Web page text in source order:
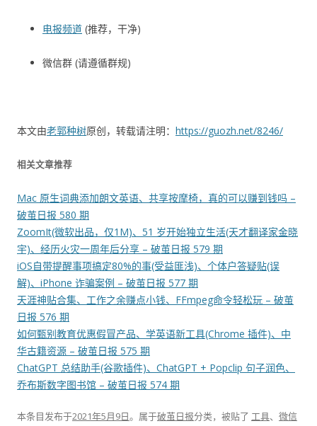
电报频道 (推荐，干净)
微信群 (请遵循群规)
本文由老郭种树原创，转载请注明： https://guozh.net/8246/
相关文章推荐
Mac 原生词典添加朗文英语、共享按摩椅，真的可以赚到钱吗 –
破茧日报 580 期
ZoomIt(微软出品，仅1M)、51 岁开始独立生活(天才翻译家金晓
宇)、经历火灾一周年后分享 – 破茧日报 579 期
iOS自带提醒事项搞定80%的事(受益匪浅)、个体户答疑贴(误
解)、iPhone 诈骗案例 – 破茧日报 577 期
天涯神贴合集、工作之余赚点小钱、FFmpeg命令轻松玩 – 破茧
日报 576 期
如何甄别教育优惠假冒产品、学英语新工具(Chrome 插件)、中
华古籍资源 – 破茧日报 575 期
ChatGPT 总结助手(谷歌插件)、ChatGPT + Popclip 句子润色、
乔布斯数字图书馆 – 破茧日报 574 期
本条目发布于2021年5月9日。属于破茧日报分类，被贴了 工具、 微信